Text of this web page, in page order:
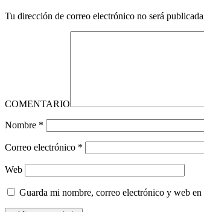
Tu dirección de correo electrónico no será
COMENTARIO
Nombre *
Correo electrónico *
Web
Guarda mi nombre, correo electrónico y web